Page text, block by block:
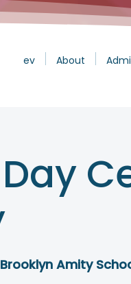
ev About
Brooklyn Amity